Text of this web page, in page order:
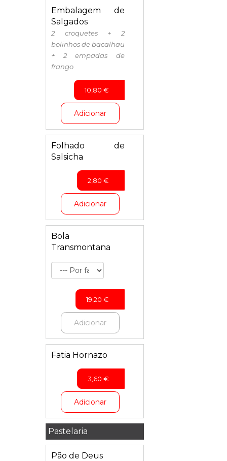
Embalagem de
Salgados
2 croquetes + 2
bolinhos de bacalhau
+ 2 empadas de
frango
10,80 €
Adicionar
Folhado de
Salsicha
2,80 €
Adicionar
Bola
Transmontana
19,20 €
Adicionar
Fatia Hornazo
3,60 €
Adicionar
Pastelaria
Pão de Deus